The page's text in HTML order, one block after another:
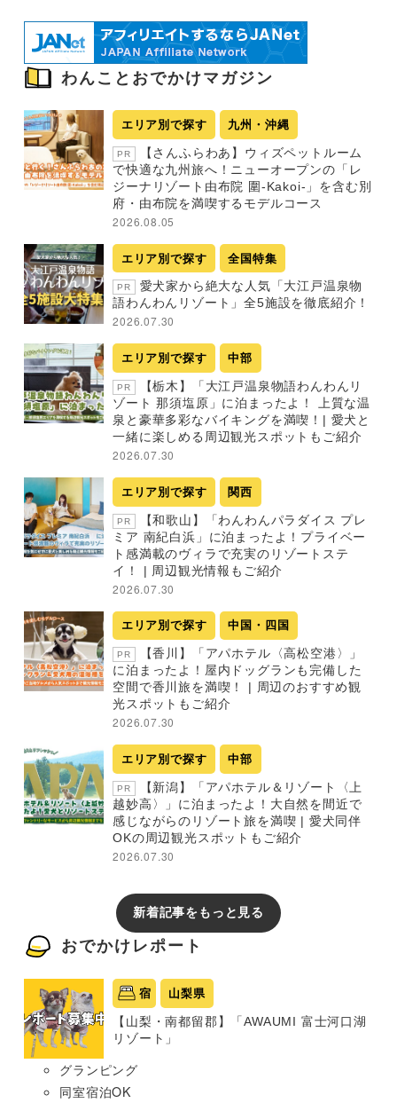
わんことおでかけマガジン
エリア別で探す 九州・沖縄
PR
【さんふらわあ】ウィズペットルーム
で快適な九州旅へ！ニューオープンの「レ
ジーナリゾート由布院 圍-Kakoi-」を含む別
府・由布院を満喫するモデルコース
2026.08.05
エリア別で探す 全国特集
PR
愛犬家から絶大な人気「大江戸温泉物
語わんわんリゾート」全5施設を徹底紹介！
2026.07.30
エリア別で探す 中部
PR
【栃木】「大江戸温泉物語わんわんリ
ゾート 那須塩原」に泊まったよ！ 上質な温
泉と豪華多彩なバイキングを満喫！| 愛犬と
一緒に楽しめる周辺観光スポットもご紹介
2026.07.30
エリア別で探す 関西
PR
【和歌山】「わんわんパラダイス プレ
ミア 南紀白浜」に泊まったよ！プライベー
ト感満載のヴィラで充実のリゾートステ
イ！ | 周辺観光情報もご紹介
2026.07.30
エリア別で探す 中国・四国
PR
【香川】「アパホテル〈高松空港〉」
に泊まったよ！屋内ドッグランも完備した
空間で香川旅を満喫！ | 周辺のおすすめ観
光スポットもご紹介
2026.07.30
エリア別で探す 中部
PR
【新潟】「アパホテル＆リゾート〈上
越妙高〉」に泊まったよ！大自然を間近で
感じながらのリゾート旅を満喫 | 愛犬同伴
OKの周辺観光スポットもご紹介
2026.07.30
新着記事をもっと見る
おでかけレポート
宿 山梨県
【山梨・南都留郡】「AWAUMI 富士河口湖
リゾート」
グランピング
同室宿泊OK